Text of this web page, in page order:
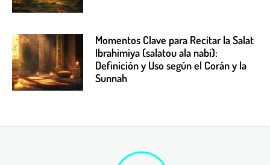
Momentos Clave para Recitar la Salat
Ibrahimiya (salatou ala nabi):
Definición y Uso según el Corán y la
Sunnah